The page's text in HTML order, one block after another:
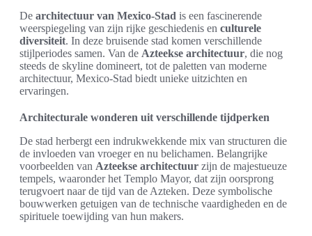
De architectuur van Mexico-Stad is een fascinerende
weerspiegeling van zijn rijke geschiedenis en culturele
diversiteit. In deze bruisende stad komen verschillende
stijlperiodes samen. Van de Azteekse architectuur, die nog
steeds de skyline domineert, tot de paletten van moderne
architectuur, Mexico-Stad biedt unieke uitzichten en
ervaringen.
Architecturale wonderen uit verschillende tijdperken
De stad herbergt een indrukwekkende mix van structuren die
de invloeden van vroeger en nu belichamen. Belangrijke
voorbeelden van Azteekse architectuur zijn de majestueuze
tempels, waaronder het Templo Mayor, dat zijn oorsprong
terugvoert naar de tijd van de Azteken. Deze symbolische
bouwwerken getuigen van de technische vaardigheden en de
spirituele toewijding van hun makers.